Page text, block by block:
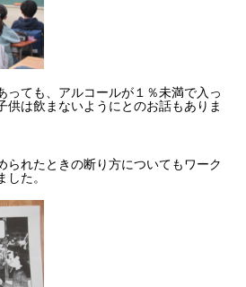
っても、アルコールが１％未満で入っ
供は飲まないようにとのお話もありま
られたときの断り方についてもワーク
した。